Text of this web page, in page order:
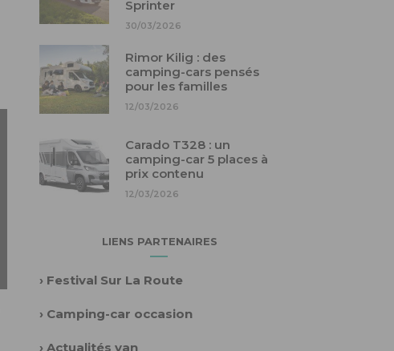
Sprinter
30/03/2026
Rimor Kilig : des
camping-cars pensés
pour les familles
12/03/2026
Carado T328 : un
camping-car 5 places à
prix contenu
12/03/2026
LIENS PARTENAIRES
› Festival Sur La Route
› Camping-car occasion
› Actualités van